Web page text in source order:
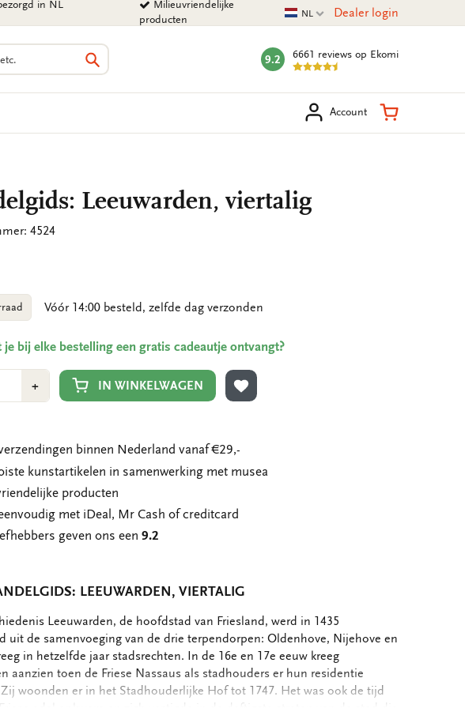
in NL
Milieuvriendelijke
producten
Huidige taal
NL Dealer login
Zoeken
mark:
9.2 6661 reviews op Ekomi
Account Winkelmand
Leeuwarden, viertalig
4524
Vóór 14:00 besteld, zelfde dag verzonden
je bij elke bestelling een gratis cadeautje ontvangt?
+Plus
1
IN WINKELWAGEN
TOEVOEGEN AAN VERLANGLIJST
binnen Nederland vanaf €29,-
kunstartikelen in samenwerking met musea
producten
met iDeal, Mr Cash of creditcard
geven ons een9.2
LEEUWARDEN, VIERTALIG
Leeuwarden, de hoofdstad van Friesland, werd in 1435
uit de samenvoeging van de drie terpendorpen: Oldenhove, Nijehove en
in hetzelfde jaar stadsrechten. In de 16e en 17e eeuw kreeg
aanzien toen de Friese Nassaus als stadhouders er hun residentie
woonden er in het Stadhouderlijke Hof tot 1747. Het was ook de tijd